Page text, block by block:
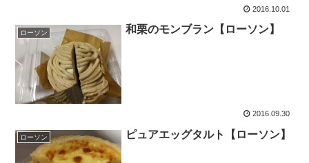
2016.10.01
ローソン 和栗のモンブラン【ローソン】
2016.09.30
ローソン ピュアエッグタルト【ローソン】